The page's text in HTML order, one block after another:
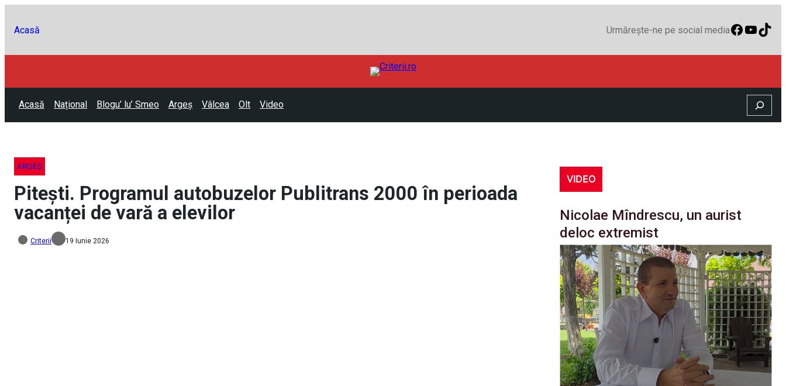
Acasă Urmărește-ne pe social media
Acasă Național Blogu’ lu’ Smeo Argeș Vâlcea Olt Video Search
ARGEȘ
Pitești. Programul autobuzelor Publitrans 2000 în perioada
vacanței de vară a elevilor
Criterii 19 Iunie 2026
VIDEO
Nicolae Mîndrescu, un aurist
deloc extremist